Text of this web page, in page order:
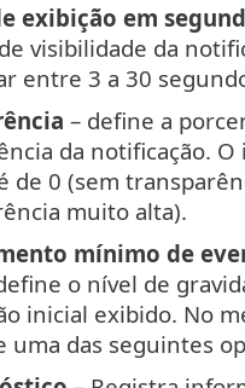
exibição em
visibilidade da
entre 3 a 30
– define a
da notificação.
de 0 (sem
muito alta).
mínimo de
o nível de
inicial exibido. No
uma das seguintes